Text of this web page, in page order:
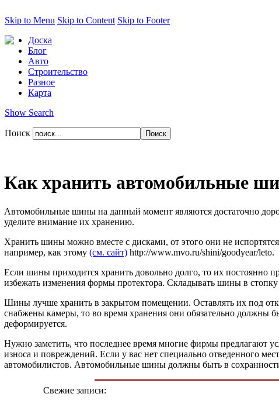
Skip to Menu Skip to Content Skip to Footer
Доска
Блог
Авто
Строительство
Разное
Карта
Show Search
Поиск
Как хранить автомобильные
Автомобильные шины на данный момент являются достаточно
уделите внимание их хранению.
Хранить шины можно вместе с дисками, от этого они не
например, как этому (см. сайт) http://www.mvo.ru/shini/goodyear/leto.
Если шины приходится хранить довольно долго, то их постоянно
избежать изменения формы протектора. Складывать шины в
Шины лучше хранить в закрытом помещении. Оставлять их под
снабжены камеры, то во время хранения они обязательно должны
деформируется.
Нужно заметить, что последнее время многие фирмы предлагают
износа и повреждений. Если у вас нет специально отведенного
автомобилистов. Автомобильные шины должны быть в
Свежие записи: